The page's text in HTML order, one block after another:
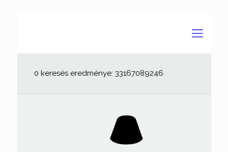
0 keresés eredménye: 33167089246